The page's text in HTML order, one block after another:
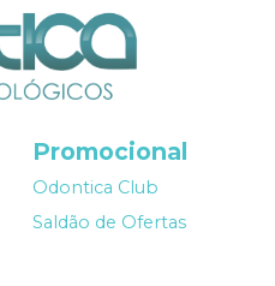
Promocional
Odontica Club
Saldão de Ofertas